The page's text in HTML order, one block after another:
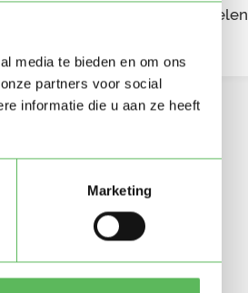
media te bieden en om ons
partners voor social
informatie die u aan ze heeft
Marketing
Overzichtelijke profielen